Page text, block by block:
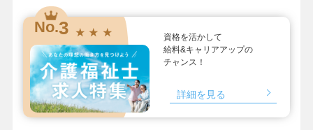
No.3 ★ ★ ★
資格を活かして
給料&キャリアアップの
チャンス！
詳細を見る